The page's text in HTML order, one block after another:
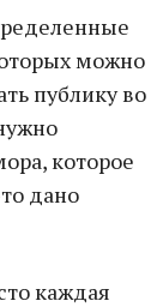
можно
публику во
которое
дано
каждая